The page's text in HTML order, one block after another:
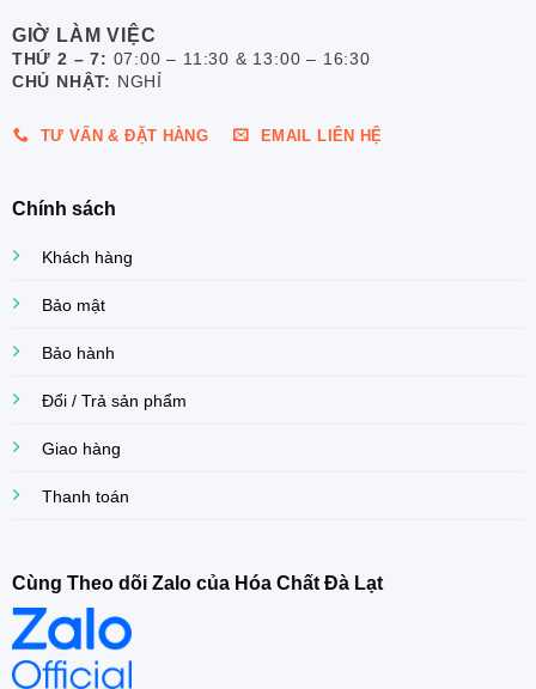
GIỜ LÀM VIỆC
THỨ 2 – 7: 07:00 – 11:30 & 13:00 – 16:30
CHỦ NHẬT: NGHỈ
TƯ VẤN & ĐẶT HÀNG EMAIL LIÊN HỆ
Chính sách
Khách hàng
Bảo mật
Bảo hành
Đổi / Trả sản phẩm
Giao hàng
Thanh toán
Cùng Theo dõi Zalo của Hóa Chất Đà Lạt